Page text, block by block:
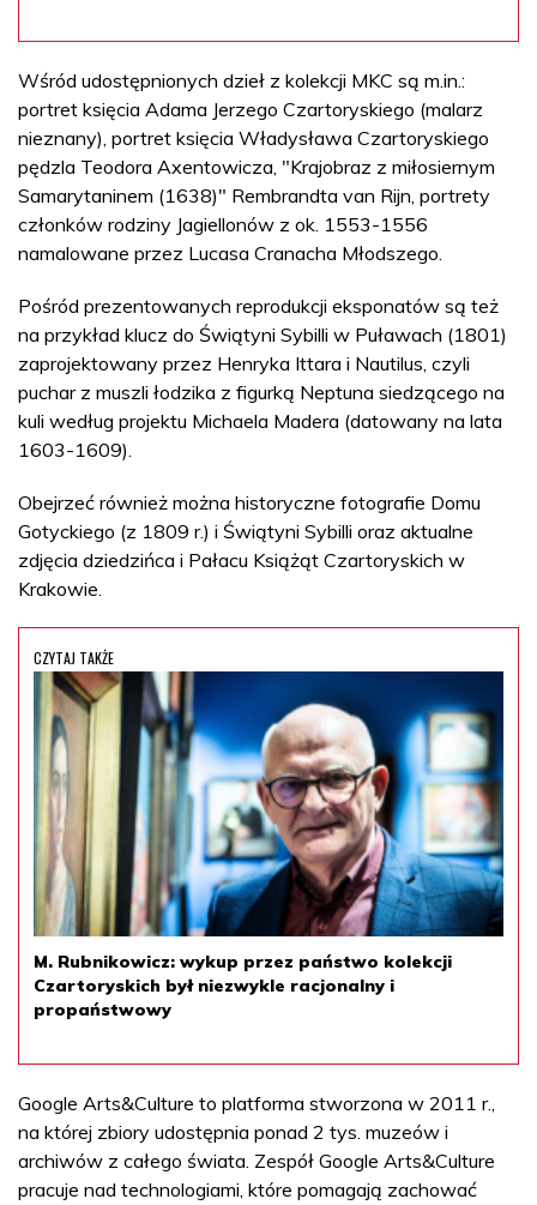
Wśród udostępnionych dzieł z kolekcji MKC są m.in.:
portret księcia Adama Jerzego Czartoryskiego (malarz
nieznany), portret księcia Władysława Czartoryskiego
pędzla Teodora Axentowicza, "Krajobraz z miłosiernym
Samarytaninem (1638)" Rembrandta van Rijn, portrety
członków rodziny Jagiellonów z ok. 1553-1556
namalowane przez Lucasa Cranacha Młodszego.
Pośród prezentowanych reprodukcji eksponatów są też
na przykład klucz do Świątyni Sybilli w Puławach (1801)
zaprojektowany przez Henryka Ittara i Nautilus, czyli
puchar z muszli łodzika z figurką Neptuna siedzącego na
kuli według projektu Michaela Madera (datowany na lata
1603-1609).
Obejrzeć również można historyczne fotografie Domu
Gotyckiego (z 1809 r.) i Świątyni Sybilli oraz aktualne
zdjęcia dziedzińca i Pałacu Książąt Czartoryskich w
Krakowie.
CZYTAJ TAKŻE
M. Rubnikowicz: wykup przez państwo kolekcji
Czartoryskich był niezwykle racjonalny i
propaństwowy
Google Arts&Culture to platforma stworzona w 2011 r.,
na której zbiory udostępnia ponad 2 tys. muzeów i
archiwów z całego świata. Zespół Google Arts&Culture
pracuje nad technologiami, które pomagają zachować